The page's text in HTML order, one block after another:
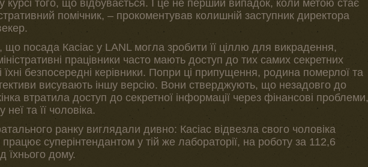
у курсі того, що відбувається. І це не перший випадок, коли метою стає
помічник, – прокоментував колишній заступник директора
що посада Касіас у LANL могла зробити її ціллю для викрадення,
працівники часто мають доступ до тих самих секретних
безпосередні керівники. Попри ці припущення, родина померлої та
висувають іншу версію. Вони стверджують, що незадовго до
втратила доступ до секретної інформації через фінансові проблеми,
неї та її чоловіка.
ранку виглядали дивно: Касіас відвезла свого чоловіка
суперінтендантом у тій же лабораторії, на роботу за 112,6
їхнього дому.